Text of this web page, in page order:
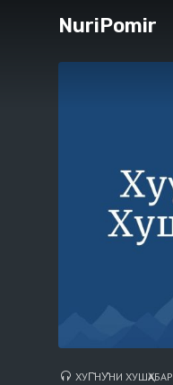
NuriPomir
ХУГ̌НУ̊НИ ХУШҲАБАР